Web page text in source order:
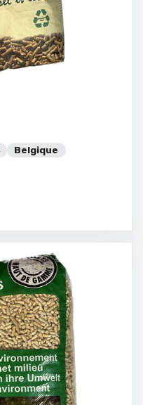
Belgique